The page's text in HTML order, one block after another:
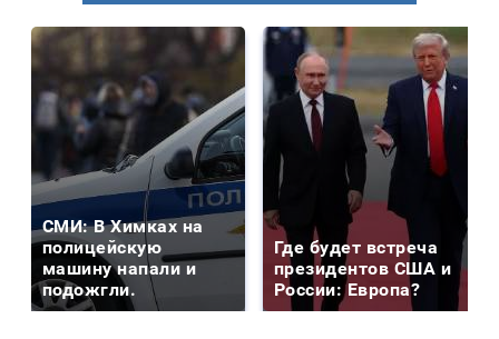
СМИ: В Химках на
полицейскую
машину напали и
подожгли.
Где будет встреча
президентов США и
России: Европа?